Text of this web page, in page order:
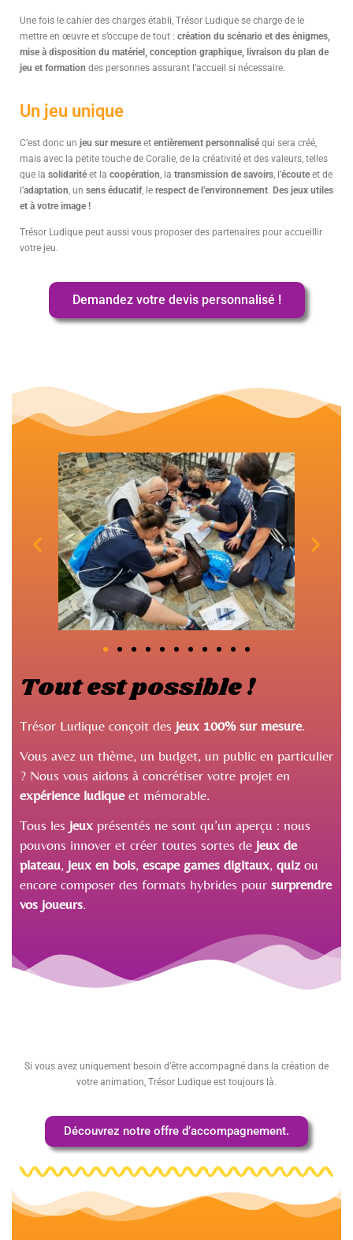
Une fois le cahier des charges établi, Trésor Ludique se charge de le
mettre en œuvre et s’occupe de tout : création du scénario et des énigmes,
mise à disposition du matériel, conception graphique, livraison du plan de
jeu et formation des personnes assurant l’accueil si nécessaire.
Un jeu unique
C’est donc un jeu sur mesure et entièrement personnalisé qui sera créé,
mais avec la petite touche de Coralie, de la créativité et des valeurs, telles
que la solidarité et la coopération , la transmission de savoirs , l’écoute et de
l’adaptation , un sens éducatif, le respect de l’environnement. Des jeux utiles
et à votre image !
Trésor Ludique peut aussi vous proposer des partenaires pour accueillir
votre jeu.
Demandez votre devis personnalisé !
Tout est possible !
Trésor Ludique conçoit des jeux 100% sur mesure.
Vous avez un thème, un budget, un public en particulier
? Nous vous aidons à concrétiser votre projet en
expérience ludiqueet mémorable.
Tous les jeux présentés ne sont qu’un aperçu : nous
pouvons innover et créer toutes sortes de jeux de
plateau, jeux en bois, escape games digitaux, quiz ou
encore composer des formats hybrides pour surprendre
vos joueurs.
Si vous avez uniquement besoin d’être accompagné dans la création de
votre animation, Trésor Ludique est toujours là.
Découvrez notre offre d’accompagnement.